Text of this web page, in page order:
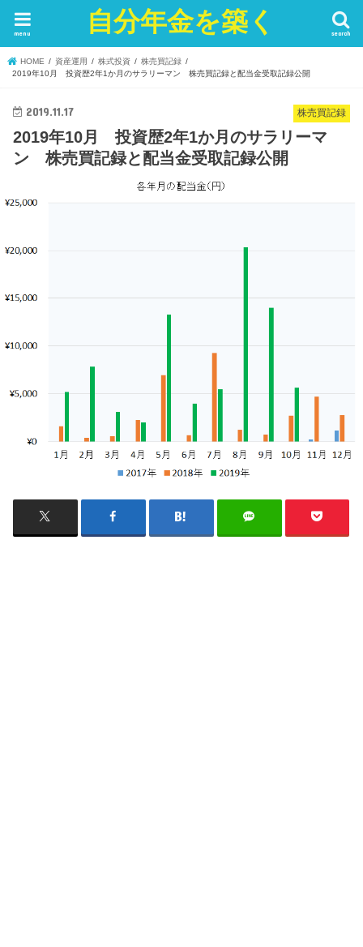
自分年金を築く search
menu
HOME 資産運用 株式投資
株売買記録
2019年10月 投資歴2年1か月のサラリーマン 株売買記録と配当金受取記録公開
株売買記録
2019.11.17
2019年10月 投資歴2年1か月のサラリーマ
ン 株売買記録と配当金受取記録公開